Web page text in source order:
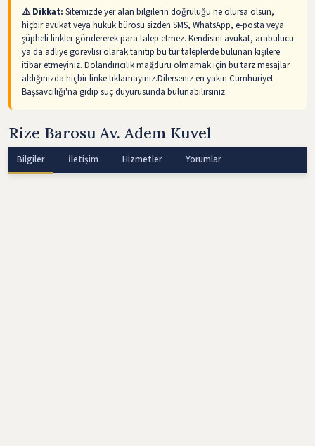
⚠️ Dikkat: Sitemizde yer alan bilgilerin doğruluğu ne olursa olsun,
hiçbir avukat veya hukuk bürosu sizden SMS, WhatsApp, e-posta veya
şüpheli linkler göndererek para talep etmez. Kendisini avukat, arabulucu
ya da adliye görevlisi olarak tanıtıp bu tür taleplerde bulunan kişilere
itibar etmeyiniz. Dolandırıcılık mağduru olmamak için bu tarz mesajlar
aldığınızda hiçbir linke tıklamayınız.Dilerseniz en yakın Cumhuriyet
Başsavcılığı'na gidip suç duyurusunda bulunabilirsiniz.
Rize Barosu Av. Adem Kuvel
Bilgiler İletişim Hizmetler Yorumlar